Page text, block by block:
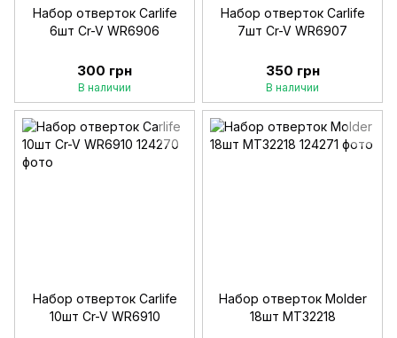
Набор отверток Carlife
6шт Cr-V WR6906
300 грн
В наличии
Набор отверток Carlife
7шт Cr-V WR6907
350 грн
В наличии
Набор отверток Carlife
10шт Cr-V WR6910
Набор отверток Molder
18шт MT32218